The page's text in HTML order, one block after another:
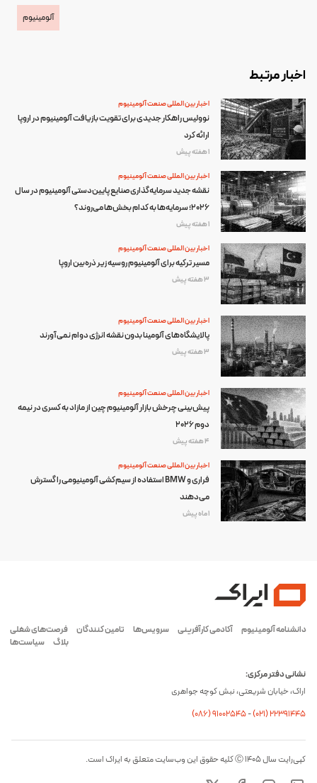
آلومینیوم
اخبار مرتبط
اخبار بین المللی صنعت آلومینیوم
نوولیس راهکار جدیدی برای تقویت بازیافت آلومینیوم در اروپا
ارائه کرد
1 هفته پیش
اخبار بین المللی صنعت آلومینیوم
نقشه جدید سرمایه‌گذاری صنایع پایین‌دستی آلومینیوم در سال
۲۰۲۶؛ سرمایه‌ها به کدام بخش‌ها می‌روند؟
1 هفته پیش
اخبار بین المللی صنعت آلومینیوم
مسیر ترکیه برای آلومینیوم روسیه زیر ذره‌بین اروپا
3 هفته پیش
اخبار بین المللی صنعت آلومینیوم
پالایشگاه‌های آلومینا بدون نقشه انرژی دوام نمی‌آورند
3 هفته پیش
اخبار بین المللی صنعت آلومینیوم
پیش‌بینی چرخش بازار آلومینیوم چین از مازاد به کسری در نیمه
دوم ۲۰۲۶
4 هفته پیش
اخبار بین المللی صنعت آلومینیوم
فراری و BMW استفاده از سیم‌کشی آلومینیومی را گسترش
می‌دهند
1 ماه پیش
دانشنامه آلومینیوم آکادمی کارآفرینی سرویس‌ها تامین کنندگان
فرصت‌های شغلی
بلاگ
سیاست‌ها
نشانی دفتر مرکزی:
اراک، خیابان شریعتی، نبش کوچه جواهری
(۰۸۶) ۹۱۰۰۲۵۴۵-(۰21) 22391445
کپی‌رایت سال ۱۴۰۵ Ⓒ کلیه حقوق این وب‌سایت متعلق به ایراک است.